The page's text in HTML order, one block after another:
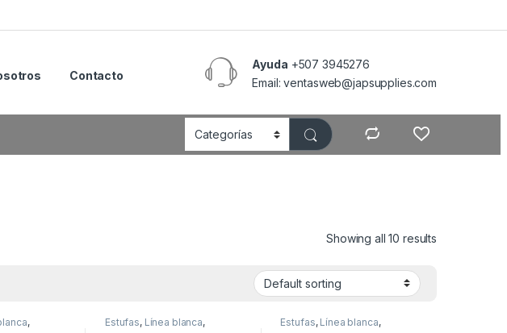
Contacto
Ayuda +507 3945276
Email: ventasweb@japsupplies.com
Showing all 10 results
,
Estufas, Línea blanca,
Estufas, Línea blanca,